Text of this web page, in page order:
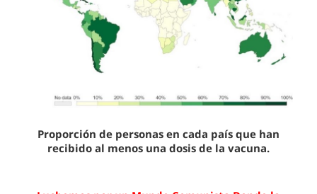
Proporción de personas en cada país que han
recibido al menos una dosis de la vacuna.